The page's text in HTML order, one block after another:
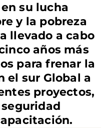
su lucha
y la pobreza
llevado a cabo
años más
para frenar la
el sur Global a
proyectos,